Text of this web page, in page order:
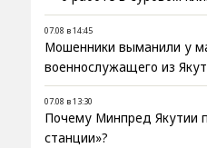
07.08 в 14:45
Мошенники выманили у
военнослужащего из
07.08 в 13:30
Почему Минпред Якутии
станции»?